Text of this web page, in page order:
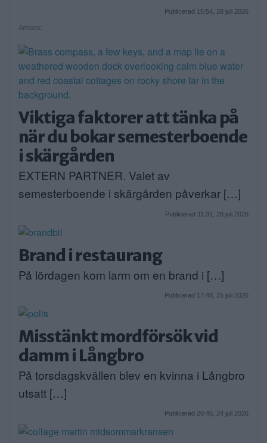
Publicerad 15:54, 28 juli 2026
Annons:
Viktiga faktorer att tänka på
när du bokar semesterboende
i skärgården
EXTERN PARTNER. Valet av
semesterboende i skärgården påverkar […]
Publicerad 11:31, 28 juli 2026
Brand i restaurang
På lördagen kom larm om en brand i […]
Publicerad 17:48, 25 juli 2026
Misstänkt mordförsök vid
damm i Långbro
På torsdagskvällen blev en kvinna i Långbro
utsatt […]
Publicerad 20:45, 24 juli 2026